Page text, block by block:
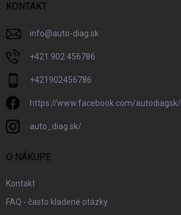
KONTAKT
info@auto-diag.sk
+421 902 456786
+421902456786
https://www.facebook.com/autodiagsk/
auto_diag.sk/
O NÁKUPE
Kontakt
FAQ - často kladené otázky